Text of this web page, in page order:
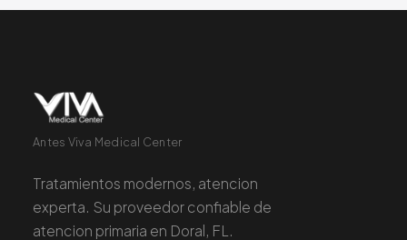
Antes Viva Medical Center
Tratamientos modernos, atencion
experta. Su proveedor confiable de
atencion primaria en Doral, FL.